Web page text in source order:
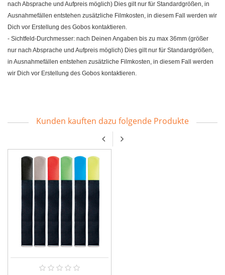
nach Absprache und Aufpreis möglich) Dies gilt nur für Standardgrößen, in
Ausnahmefällen entstehen zusätzliche Filmkosten, in diesem Fall werden wir
Dich vor Erstellung des Gobos kontaktieren.
- Sichtfeld-Durchmesser: nach Deinen Angaben bis zu max 36mm (größer
nur nach Absprache und Aufpreis möglich) Dies gilt nur für Standardgrößen,
in Ausnahmefällen entstehen zusätzliche Filmkosten, in diesem Fall werden
wir Dich vor Erstellung des Gobos kontaktieren.
Kunden kauften dazu folgende Produkte